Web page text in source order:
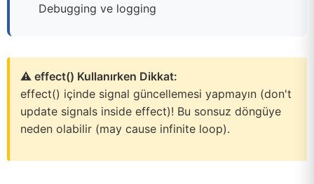
Debugging ve logging
⚠️ effect() Kullanırken Dikkat:
effect() içinde signal güncellemesi yapmayın (don't
update signals inside effect)! Bu sonsuz döngüye
neden olabilir (may cause infinite loop).